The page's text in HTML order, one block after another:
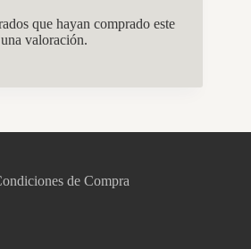
que hayan comprado este
valoración.
de Compra
· En línea